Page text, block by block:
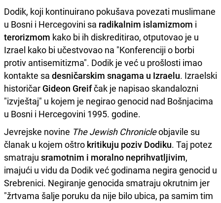
Dodik, koji kontinuirano pokušava povezati muslimane
u Bosni i Hercegovini sa radikalnim islamizmom i
terorizmom kako bi ih diskreditirao, otputovao je u
Izrael kako bi učestvovao na "Konferenciji o borbi
protiv antisemitizma". Dodik je već u prošlosti imao
kontakte sa desničarskim snagama u Izraelu. Izraelski
historičar Gideon Greifčak je napisao skandalozni
"izvještaj" u kojem je negirao genocid nad Bošnjacima
u Bosni i Hercegovini 1995. godine.
Jevrejske novine The Jewish Chronicleobjavile su
članak u kojem oštro kritikuju poziv Dodiku. Taj potez
smatraju sramotnim i moralno neprihvatljivim,
imajući u vidu da Dodik već godinama negira genocid u
Srebrenici. Negiranje genocida smatraju okrutnim jer
"žrtvama šalje poruku da nije bilo ubica, pa samim tim